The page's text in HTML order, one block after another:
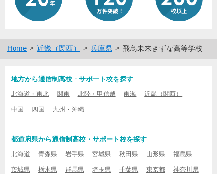
Home 近畿（関西） 兵庫県 飛鳥未来きずな高等学校
地方から通信制高校・サポート校を探す
北海道・東北 関東 北陸・甲信越 東海 近畿（関西）
中国 四国 九州・沖縄
都道府県から通信制高校・サポート校を探す
北海道 青森県 岩手県 宮城県 秋田県 山形県 福島県
茨城県 栃木県 群馬県 埼玉県 千葉県 東京都 神奈川県